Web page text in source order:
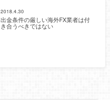
2018.4.30
出金条件の厳しい海外FX業者は付
き合うべきではない